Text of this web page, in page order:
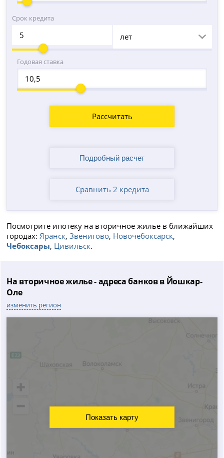
Срок кредита
лет
Годовая ставка
Рассчитать
Сравнить 2 кредита
Посмотрите ипотеку на вторичное жилье в ближайших
городах: Яранск,Звенигово, Новочебоксарск,
Чебоксары, Цивильск.
На вторичное жилье - адреса банков в Йошкар-
Оле
изменить регион
Показать карту